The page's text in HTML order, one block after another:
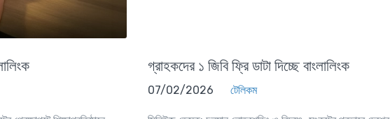
গ্রাহকদের ১ জিবি ফ্রি ডাটা দিচ্ছে বাংলালিংক
07/02/2026 টেলিকম